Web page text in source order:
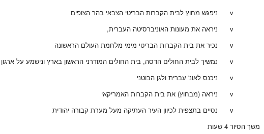
v ניפגש מחוץ לבית הקברות הבריטי הצבאי בהר הצופים
v ניראה את מעונות האוניברסיטה העברית,
v נכיר את בית הקברות הבריטי מימי מלחמת העולם הראשונה
v נמשיך לבית החולים הדסה, בית החולים המודרני הראשון בארץ ונישמע על ארגון נשות הדסה
v ניכנס לאונ' עברית ולגן הבוטני
v ניראה (מבחוץ) את בית הקברות האמריקאי
v נסיים בתצפית לכיוון העיר העתיקה מעל מערת קבורה יהודית
משך הסיור 4 שעות